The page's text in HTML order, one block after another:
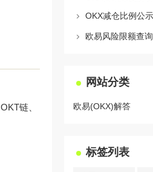
链、
网站分类
欧易(OKX)解答
标签列表